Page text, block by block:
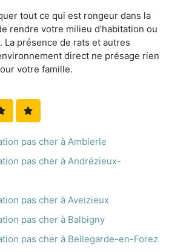
tout ce qui est rongeur dans la
rendre votre milieu d’habitation ou
La présence de rats et autres
direct ne présage rien
votre famille.
pas cher à Ambierle
pas cher à Andrézieux-
pas cher à Aveizieux
pas cher à Balbigny
pas cher à Bellegarde-en-Forez